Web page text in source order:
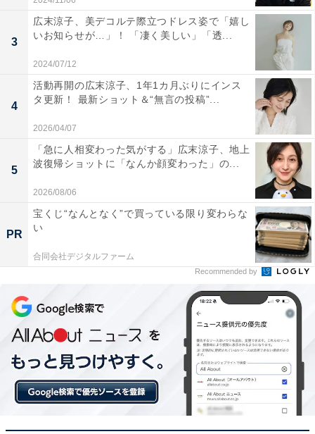
3
広末涼子、美デコルテ際立つドレス姿で「嬉し
いお知らせが…」！ 「凄く美しい」「透...
2024/07/12
4
活動再開の広末涼子、1年1カ月ぶりにインス
タ更新！ 最新ショット＆“無言の投稿”...
2026/04/07
5
「急に人相変わった気がする」広末涼子、地上
波復帰ショットに「なんか顔変わった」の...
2026/08/06
PR
宝くじ“なんとなく”で買っている限り変わらな
い
合同会社デジタルファーム
Recommended by